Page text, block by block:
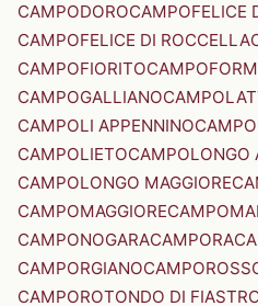
CAMPODOROCAMPOFELICE
CAMPOFELICE DI ROCCELLA
CAMPOFIORITO
CAMPOGALLIANO
CAMPOLI APPENNINO
CAMPOLIETOCAMPOLONGO
CAMPOLONGO MAGGIORE
CAMPOMAGGIORE
CAMPONOGARACAMPORA
CAMPORGIANO
CAMPOROTONDO DI